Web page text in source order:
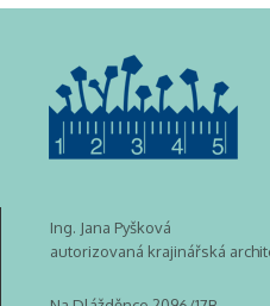
Ing. Jana Pyšková
autorizovaná krajinářská